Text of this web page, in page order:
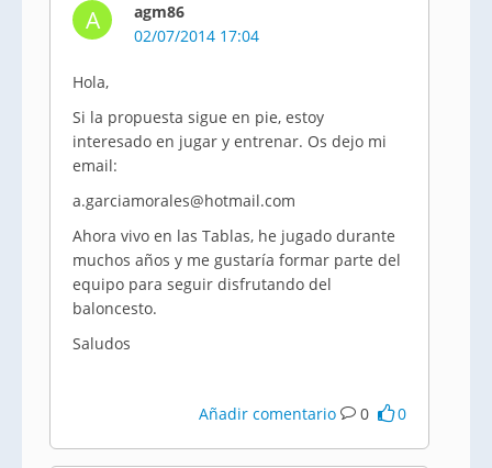
A
agm86
02/07/2014 17:04
Hola,
Si la propuesta sigue en pie, estoy
interesado en jugar y entrenar. Os dejo mi
email:
a.garciamorales@hotmail.com
Ahora vivo en las Tablas, he jugado durante
muchos años y me gustaría formar parte del
equipo para seguir disfrutando del
baloncesto.
Saludos
Añadir comentario 0 0